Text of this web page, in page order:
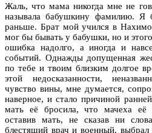
Жаль, что мама никогда мне не
называла бабушкину фамилию. Я
раньше. Брат мой учился в
мог бы бывать у бабушки, но и
ошибка надолго, а иногда и
событий. Однажды допущенная
по тебе и твоим близким долгое
этой недосказанности,
чувство вины, мне думается,
наверное, и стало причиной
мать её бросила, что мачеха её
оставив мать, не сказав ни
блестящий врач и военный,